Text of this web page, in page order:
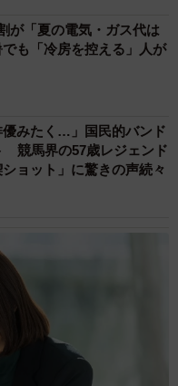
001609904.pdf
が「夏の電気・ガス代は
も「冷房を控える」人が
優みたく…」国民的バンド
競馬界の57歳レジェンド
ョット」に驚きの声続々